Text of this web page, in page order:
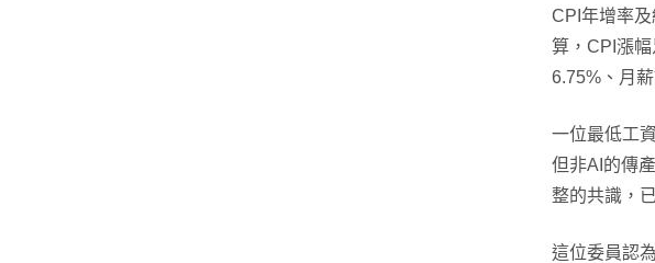
CPI年增率
算，CPI漲
6.75%、月
一位最低工
但非AI的傳
整的共識，
這位委員認